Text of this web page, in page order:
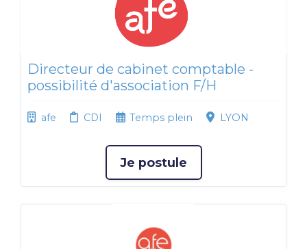
Directeur de cabinet comptable -
possibilité d'association F/H
afe CDI Temps plein LYON
Je postule